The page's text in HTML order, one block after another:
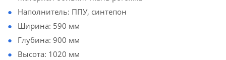
Наполнитель: ППУ, синтепон
Ширина: 590 мм
Глубина: 900 мм
Высота: 1020 мм